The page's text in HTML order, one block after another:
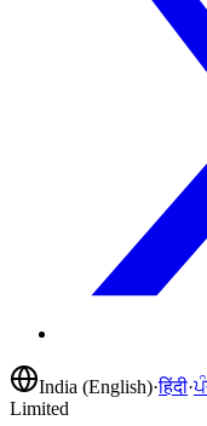
India (English)·हिंदी·
Limited